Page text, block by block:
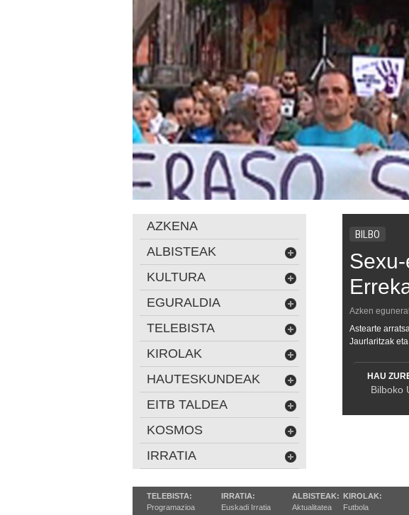
BILBO
Azken
Astearte
Jaurlaritzak
HAU
Bilboko
AZKENA
ALBISTEAK
KULTURA
EGURALDIA
TELEBISTA
KIROLAK
HAUTESKUNDEAK
EITB TALDEA
KOSMOS
IRRATIA
TELEBISTA:
Programazioa
IRRATIA:
Euskadi Irratia
ALBISTEAK:
Aktualitatea
KIROLAK:
Futbola